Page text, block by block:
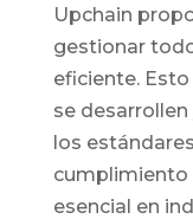
Upchain
gestionar
eficiente.
se
los
cumplimiento
esencial en